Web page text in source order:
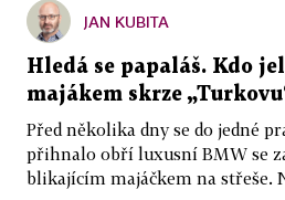
JAN KUBITA
Hledá se papaláš. Kdo
majákem skrze
Před několika dny se do jedné
přihnalo obří luxusní BMW se
blikajícím majáčkem na střeše.